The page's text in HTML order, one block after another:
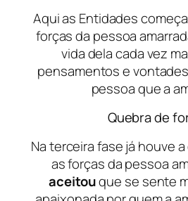
Aqui as Entidades
forças da pessoa
vida dela cada vez
pensamentos e
pessoa que a
Quebra de
Na terceira fase já houve
as forças da pessoa
aceitouque se sente